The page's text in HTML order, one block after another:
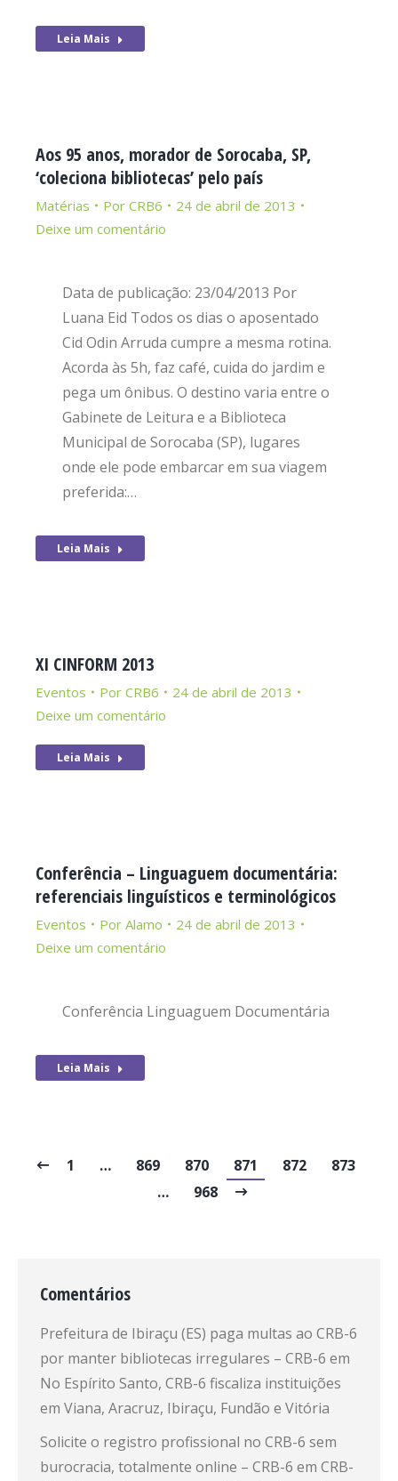
Leia Mais
Aos 95 anos, morador de Sorocaba, SP,
‘coleciona bibliotecas’ pelo país
Matérias Por CRB6
24 de abril de 2013
Deixe um comentário
Data de publicação: 23/04/2013 Por
Luana Eid Todos os dias o aposentado
Cid Odin Arruda cumpre a mesma rotina.
Acorda às 5h, faz café, cuida do jardim e
pega um ônibus. O destino varia entre o
Gabinete de Leitura e a Biblioteca
Municipal de Sorocaba (SP), lugares
onde ele pode embarcar em sua viagem
preferida:…
Leia Mais
XI CINFORM 2013
Eventos Por CRB6
24 de abril de 2013
Deixe um comentário
Leia Mais
Conferência – Linguaguem documentária:
referenciais linguísticos e terminológicos
Eventos Por Alamo
24 de abril de 2013
Deixe um comentário
Conferência Linguaguem Documentária
Leia Mais
1 … 869 870 871 872
873
…
968
Comentários
Prefeitura de Ibiraçu (ES) paga multas ao CRB-6
por manter bibliotecas irregulares – CRB-6 em
No Espírito Santo, CRB-6 fiscaliza instituições
em Viana, Aracruz, Ibiraçu, Fundão e Vitória
Solicite o registro profissional no CRB-6 sem
burocracia, totalmente online – CRB-6 em CRB-